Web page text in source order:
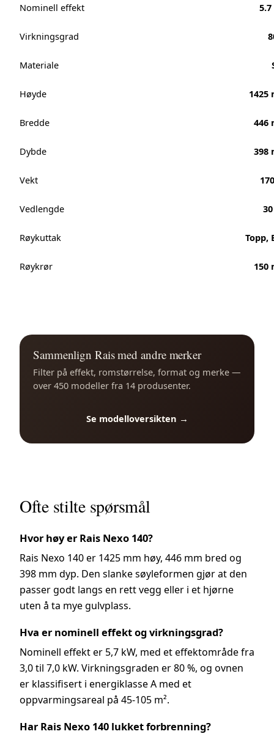
Nominell effekt
Virkningsgrad
Materiale
Høyde 1425
Bredde 446
Dybde 398
Vekt
Vedlengde
Røykuttak Topp,
Røykrør 150
Sammenlign Rais med andre merker
Filter på effekt, romstørrelse, format og merke —
over 450 modeller fra 14 produsenter.
Se modelloversikten →
Ofte stilte spørsmål
Hvor høy er Rais Nexo 140?
Rais Nexo 140 er 1425 mm høy, 446 mm bred og
398 mm dyp. Den slanke søyleformen gjør at den
passer godt langs en rett vegg eller i et hjørne
uten å ta mye gulvplass.
Hva er nominell effekt og virkningsgrad?
Nominell effekt er 5,7 kW, med et effektområde fra
3,0 til 7,0 kW. Virkningsgraden er 80 %, og ovnen
er klassifisert i energiklasse A med et
oppvarmingsareal på 45-105 m².
Har Rais Nexo 140 lukket forbrenning?